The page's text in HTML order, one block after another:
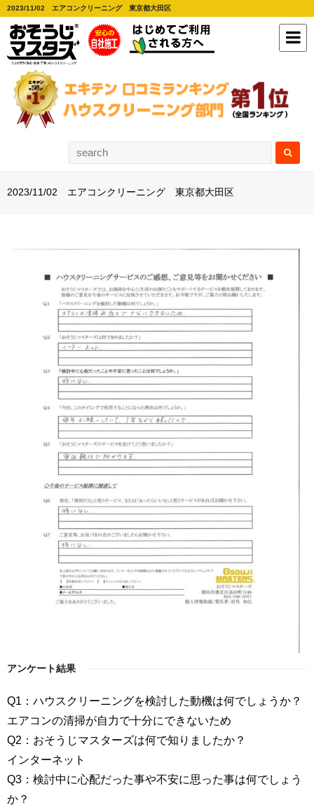
2023/11/02 エアコンクリーニング 東京都大田区
2023/11/02 エアコンクリーニング 東京都大田区
アンケート結果
Q1：ハウスクリーニングを検討した動機は何でしょうか？
エアコンの清掃が自力で十分にできないため
Q2：おそうじマスターズは何で知りましたか？
インターネット
Q3：検討中に心配だった事や不安に思った事は何でしょう
か？